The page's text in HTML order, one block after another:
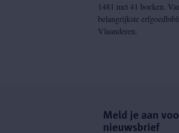
1481 met 41 boeken.
belangrijkste
Vlaanderen.
Meld je aan
nieuwsbrief